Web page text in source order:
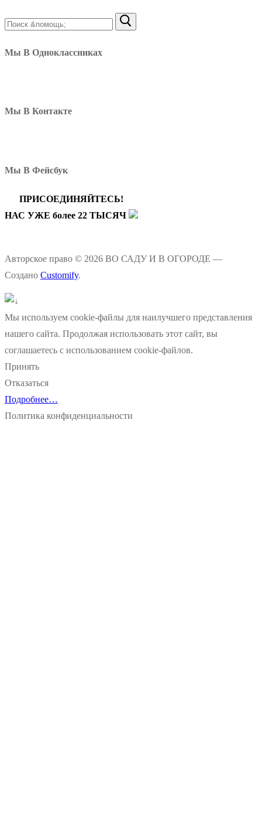
Найти:
Мы В Одноклассниках
Мы В Контакте
Мы В Фейсбук
ПРИСОЕДИНЯЙТЕСЬ!
НАС УЖЕ более 22 ТЫСЯЧ
Авторское право © 2026 ВО САДУ И В ОГОРОДЕ —
Создано Customify.
Мы используем cookie-файлы для наилучшего представления
нашего сайта. Продолжая использовать этот сайт, вы
соглашаетесь с использованием cookie-файлов.
Принять
Отказаться
Подробнее…
Политика конфиденциальности